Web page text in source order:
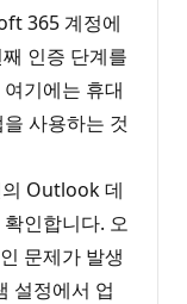
365 계정에
인증 단계를
기에는 휴대
사용하는 것
Outlook 데
인합니다. 오
문제가 발생
설정에서 업